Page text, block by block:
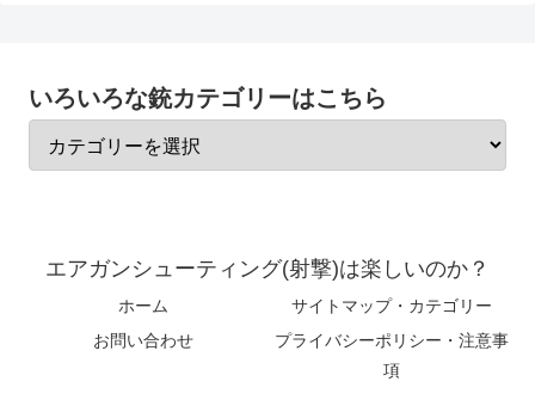
いろいろな銃カテゴリーはこちら
エアガンシューティング(射撃)は楽しいのか？
ホーム
サイトマップ・カテゴリー
お問い合わせ
プライバシーポリシー・注意事
項